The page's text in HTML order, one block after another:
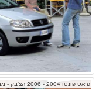
פיאט פונטו 2004 - 2006 הצ'בק - מבט מלפנים, עם דוגמן